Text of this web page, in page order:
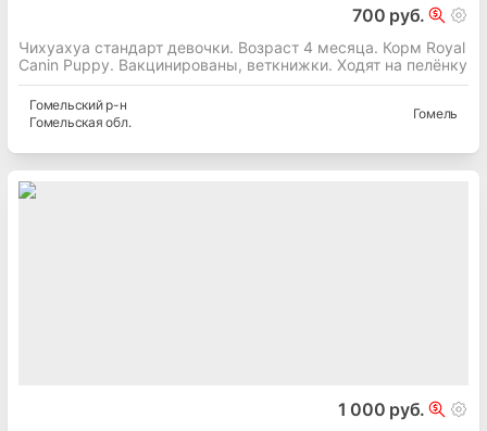
700 руб.
Чихуахуа стандарт девочки. Возраст 4 месяца. Корм Royal
Canin Puppy. Вакцинированы, веткнижки. Ходят на пелёнку
Гомельскийр-н
Гомельская обл.
Гомель
1 000 руб.